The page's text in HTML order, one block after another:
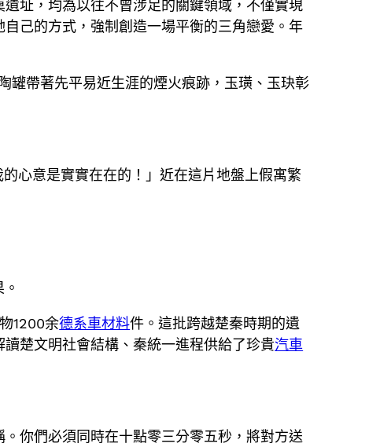
遺址，均為以往不曾涉足的關鍵領域，不僅實現
己的方式，強制創造一場平衡的三角戀愛。年
罐帶著先平易近生涯的煙火痕跡，玉璜、玉玦彰
心意是實實在在的！」近在這片地盤上假寓繁
1200余德系車材料件。這批跨越楚秦時期的遺
楚文明社會結構、秦統一進程供給了珍貴汽車
你們必須同時在十點零三分零五秒，將對方送